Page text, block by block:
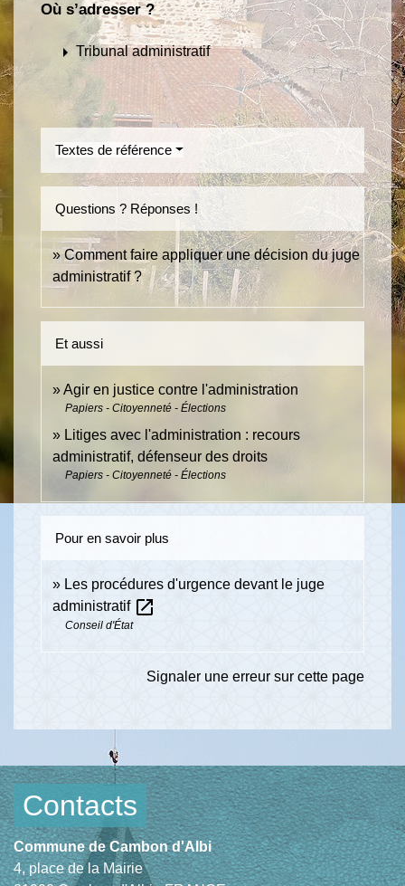
Où s’adresser ?
arrow_right Tribunal administratif
Textes de référence
Questions ? Réponses !
Comment faire appliquer une décision du juge
administratif ?
Et aussi
Agir en justice contre l'administration
Papiers - Citoyenneté - Élections
Litiges avec l'administration : recours
administratif, défenseur des droits
Papiers - Citoyenneté - Élections
Pour en savoir plus
Les procédures d'urgence devant le juge
administratif open_in_new
Conseil d'État
Signaler une erreur sur cette page
Contacts
Commune de Cambon d'Albi
4, place de la Mairie